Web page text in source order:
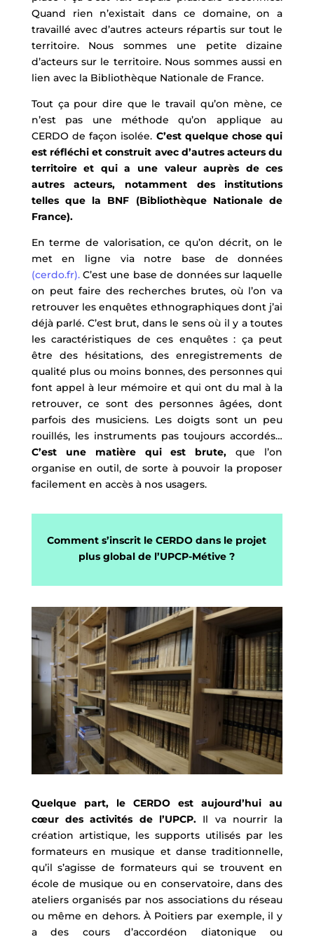
Quand rien n’existait dans ce domaine, on a
travaillé avec d’autres acteurs répartis sur tout le
territoire. Nous sommes une petite dizaine
d’acteurs sur le territoire. Nous sommes aussi en
lien avec la Bibliothèque Nationale de France.
Tout ça pour dire que le travail qu’on mène, ce
n’est pas une méthode qu’on applique au
CERDO de façon isolée. C’est quelque chose qui
est réfléchi et construit avec d’autres acteurs du
territoire et qui a une valeur auprès de ces
autres acteurs, notamment des institutions
telles que la BNF (Bibliothèque Nationale de
France).
En terme de valorisation, ce qu’on décrit, on le
met en ligne via notre base de données
(cerdo.fr).C’est une base de données sur laquelle
on peut faire des recherches brutes, où l’on va
retrouver les enquêtes ethnographiques dont j’ai
déjà parlé. C’est brut, dans le sens où il y a toutes
les caractéristiques de ces enquêtes : ça peut
être des hésitations, des enregistrements de
qualité plus ou moins bonnes, des personnes qui
font appel à leur mémoire et qui ont du mal à la
retrouver, ce sont des personnes âgées, dont
parfois des musiciens. Les doigts sont un peu
rouillés, les instruments pas toujours accordés…
C’est une matière qui est brute, que l’on
organise en outil, de sorte à pouvoir la proposer
facilement en accès à nos usagers.
Comment s’inscrit le CERDO dans le projet
plus global de l’UPCP-Métive ?
Quelque part, le CERDO est aujourd’hui au
cœur des activités de l’UPCP. Il va nourrir la
création artistique, les supports utilisés par les
formateurs en musique et danse traditionnelle,
qu’il s’agisse de formateurs qui se trouvent en
école de musique ou en conservatoire, dans des
ateliers organisés par nos associations du réseau
ou même en dehors. À Poitiers par exemple, il y
a des cours d’accordéon diatonique ou